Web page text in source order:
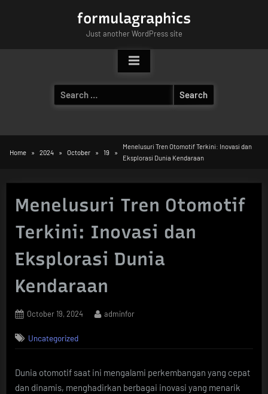
formulagraphics
Just another WordPress site
Search
for:
Home 2024 October 19
Menelusuri Tren Otomotif Terkini: Inovasi dan
Eksplorasi Dunia Kendaraan
Menelusuri Tren Otomotif
Terkini: Inovasi dan
Eksplorasi Dunia
Kendaraan
Posted
October 19, 2024 By
adminfor
Uncategorized
Dunia otomotif saat ini mengalami perkembangan yang cepat
dan dinamis, menghadirkan berbagai inovasi yang menarik